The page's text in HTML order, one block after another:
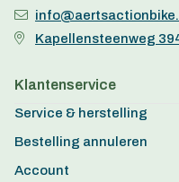
Kapellensteenweg
Klantenservice
Service & herstelling
Bestelling annuleren
Account